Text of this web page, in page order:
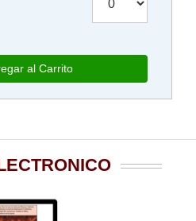
al Carrito